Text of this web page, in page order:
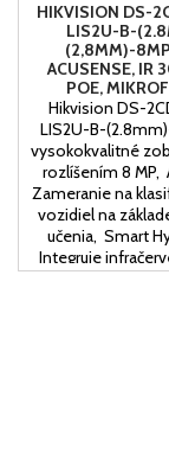
HIKVISION DS-
LIS2U-B-
(2,8MM)-
ACUSENSE, IR
POE,
Hikvision DS-
LIS2U-B-
vysokokvalitné
rozlíšením 8 MP,
Zameranie na
vozidiel na
učenia, Smart
Integruje